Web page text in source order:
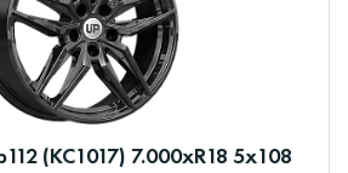
(КС1017) 7.000xR18 5x108